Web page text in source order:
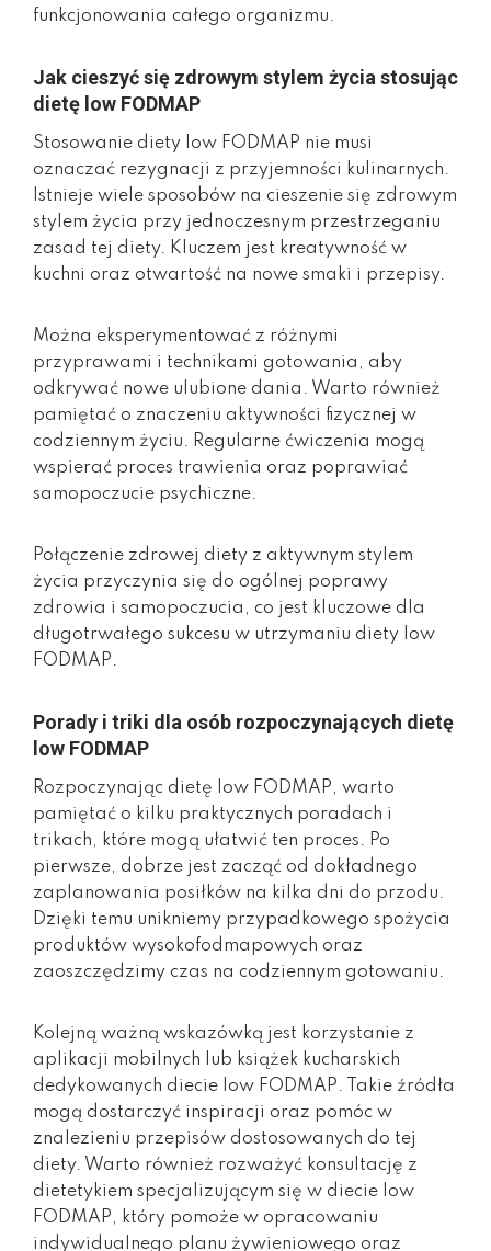
funkcjonowania całego organizmu.
Jak cieszyć się zdrowym stylem życia stosując
dietę low FODMAP
Stosowanie diety low FODMAP nie musi
oznaczać rezygnacji z przyjemności kulinarnych.
Istnieje wiele sposobów na cieszenie się zdrowym
stylem życia przy jednoczesnym przestrzeganiu
zasad tej diety. Kluczem jest kreatywność w
kuchni oraz otwartość na nowe smaki i przepisy.
Można eksperymentować z różnymi
przyprawami i technikami gotowania, aby
odkrywać nowe ulubione dania. Warto również
pamiętać o znaczeniu aktywności fizycznej w
codziennym życiu. Regularne ćwiczenia mogą
wspierać proces trawienia oraz poprawiać
samopoczucie psychiczne.
Połączenie zdrowej diety z aktywnym stylem
życia przyczynia się do ogólnej poprawy
zdrowia i samopoczucia, co jest kluczowe dla
długotrwałego sukcesu w utrzymaniu diety low
FODMAP.
Porady i triki dla osób rozpoczynających dietę
low FODMAP
Rozpoczynając dietę low FODMAP, warto
pamiętać o kilku praktycznych poradach i
trikach, które mogą ułatwić ten proces. Po
pierwsze, dobrze jest zacząć od dokładnego
zaplanowania posiłków na kilka dni do przodu.
Dzięki temu unikniemy przypadkowego spożycia
produktów wysokofodmapowych oraz
zaoszczędzimy czas na codziennym gotowaniu.
Kolejną ważną wskazówką jest korzystanie z
aplikacji mobilnych lub książek kucharskich
dedykowanych diecie low FODMAP. Takie źródła
mogą dostarczyć inspiracji oraz pomóc w
znalezieniu przepisów dostosowanych do tej
diety. Warto również rozważyć konsultację z
dietetykiem specjalizującym się w diecie low
FODMAP, który pomoże w opracowaniu
indywidualnego planu żywieniowego oraz